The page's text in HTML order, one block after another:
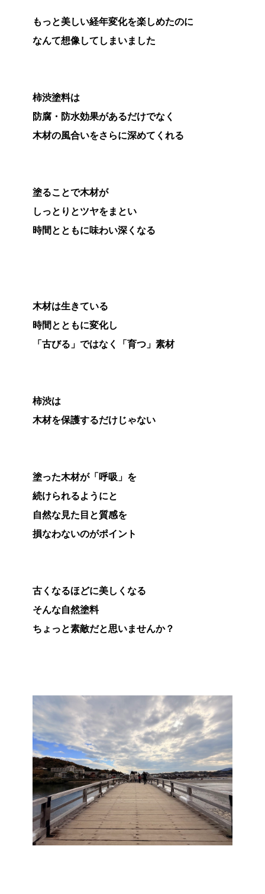
もっと美しい経年変化を楽しめたのに
なんて想像してしまいました
柿渋塗料は
防腐・防水効果があるだけでなく
木材の風合いをさらに深めてくれる
塗ることで木材が
しっとりとツヤをまとい
時間とともに味わい深くなる
木材は生きている
時間とともに変化し
「古びる」ではなく「育つ」素材
柿渋は
木材を保護するだけじゃない
塗った木材が「呼吸」を
続けられるようにと
自然な見た目と質感を
損なわないのがポイント
古くなるほどに美しくなる
そんな自然塗料
ちょっと素敵だと思いませんか？